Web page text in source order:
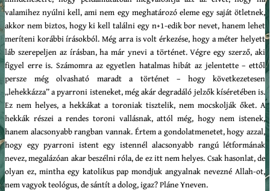
valamihez nyúlni kell, ami nem egy meghatározó eleme egy saját ötletnek,
akkor nem biztos, hogy ki kell találni egy n+1-edik bor nevet, hanem lehet
meríteni korábbi írásokból. Még arra is volt érkezése, hogy a méter helyett
láb szerepeljen az írásban, ha már ynevi a történet. Végre egy szerző, aki
figyel erre is. Számomra az egyetlen hatalmas hibát az jelentette – ettől
persze még olvasható maradt a történet – hogy következetesen
„lehekkázza” a pyarroni isteneket, még akár degradáló jelzők kíséretében is.
Ez nem helyes, a hekkákat a toroniak tisztelik, nem mocskolják őket. A
hekkák részei a rendes toroni vallásnak, attól még, hogy nem istenek,
hanem alacsonyabb rangban vannak. Értem a gondolatmenetet, hogy azzal,
hogy egy pyarroni istent egy istennél alacsonyabb rangú létformának
nevez, megalázóan akar beszélni róla, de ez itt nem helyes. Csak hasonlat, de
olyan ez, mintha egy katolikus pap mondjuk angyalnak nevezné Allah-ot,
nem vagyok teológus, de sántít a dolog, igaz? Pláne Yneven.